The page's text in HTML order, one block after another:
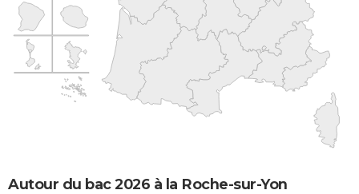
Autour du bac 2026 à la Roche-sur-Yon